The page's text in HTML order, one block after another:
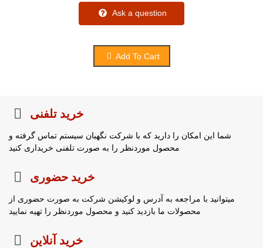
Ask a question
Add To Cart
خرید تلفنی
شما این امکان را دارید که با شرکت نگهبان سیستم تماس گرفته و
محصول موردنظر را به صورت تلفنی خریداری کنید
خرید حضوری
میتوانید با مراجعه به آدرس و لوکیشن شرکت به صورت حضوری از
محصولات ما بازدید کنید و محصول موردنظر را تهیه نمایید
خرید آنلاین